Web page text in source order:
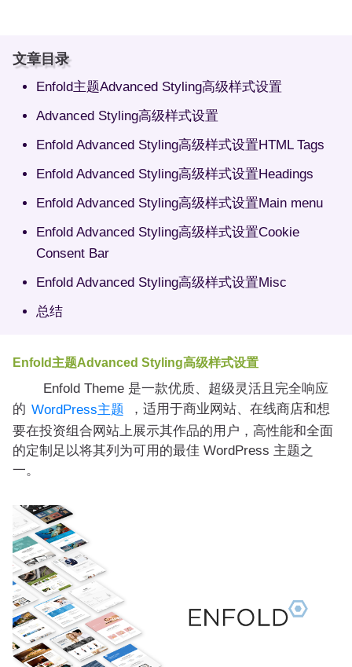
文章目录
Enfold主题Advanced Styling高级样式设置
Advanced Styling高级样式设置
Enfold Advanced Styling高级样式设置HTML Tags
Enfold Advanced Styling高级样式设置Headings
Enfold Advanced Styling高级样式设置Main menu
Enfold Advanced Styling高级样式设置Cookie
Consent Bar
Enfold Advanced Styling高级样式设置Misc
总结
Enfold主题Advanced Styling高级样式设置
Enfold Theme 是一款优质、超级灵活且完全响应
的 WordPress主题
，适用于商业网站、在线商店和想
要在投资组合网站上展示其作品的用户，高性能和全面
的定制足以将其列为可用的最佳 WordPress 主题之
一。